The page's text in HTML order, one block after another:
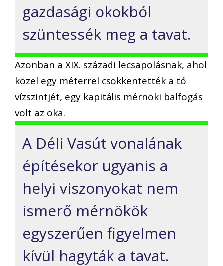
gazdasági okokból
szüntessék meg a tavat.
Azonban a XIX. századi lecsapolásnak, ahol
közel egy méterrel csökkentették a tó
vízszintjét, egy kapitális mérnöki balfogás
volt az oka.
A Déli Vasút vonalának
építésekor ugyanis a
helyi viszonyokat nem
ismerő mérnökök
egyszerűen figyelmen
kívül hagyták a tavat.